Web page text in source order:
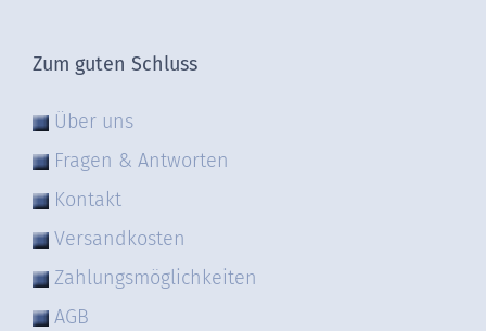
Zum guten Schluss
Über uns
Fragen & Antworten
Kontakt
Versandkosten
Zahlungsmöglichkeiten
AGB